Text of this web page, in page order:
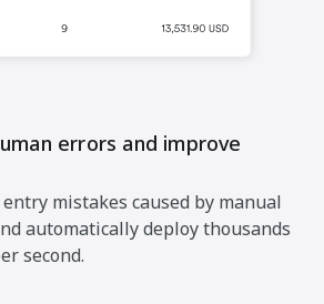
errors and improve
entry mistakes caused by manual
automatically deploy thousands
second.